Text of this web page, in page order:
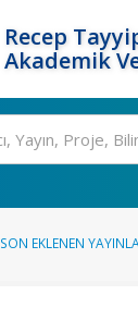
Recep
Akademik
SON EKLENEN